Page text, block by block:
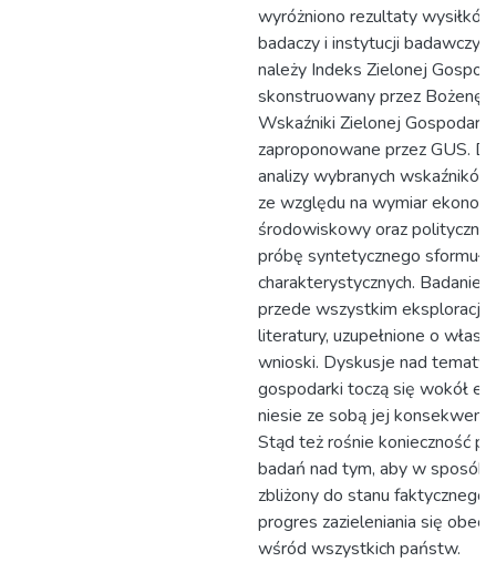
wyróżniono rezultaty
badaczy i instytucji
należy Indeks Zielonej
skonstruowany przez Bożenę
Wskaźniki Zielonej Gospodarki
zaproponowane przez GUS.
analizy wybranych
ze względu na wymiar
środowiskowy oraz
próbę syntetycznego
charakterystycznych. Badanie
przede wszystkim eksploracji
literatury, uzupełnione o
wnioski. Dyskusje nad
gospodarki toczą się wokół
niesie ze sobą jej
Stąd też rośnie konieczność
badań nad tym, aby w sposób
zbliżony do stanu faktycznego
progres zazieleniania się
wśród wszystkich państw.